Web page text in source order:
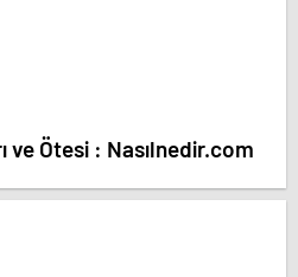
ve Ötesi : Nasılnedir.com